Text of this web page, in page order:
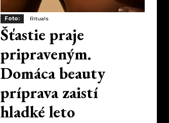
Foto: Rituals
Šťastie praje
pripraveným.
Domáca beauty
príprava zaistí
hladké leto